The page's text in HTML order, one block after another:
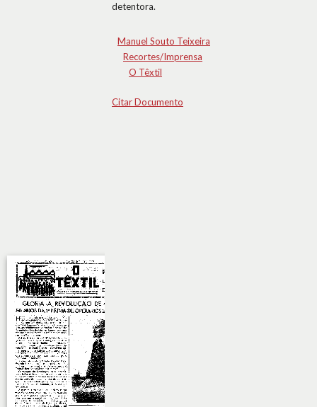
detentora.
Manuel Souto Teixeira
Recortes/Imprensa
O Têxtil
Citar Documento